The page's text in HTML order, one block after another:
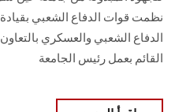
نظمت قوات الدفاع الشعبي بقيادة
الدفاع الشعبي والعسكري
القائم بعمل رئيس الجامعة